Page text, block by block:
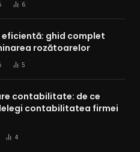
6
ghid complet
rozătoarelor
5
contabilitate: de ce
contabilitatea firmei
4